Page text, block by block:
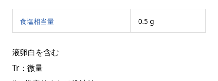
食塩相当量 0.5 g
液卵白を含む
Tr：微量